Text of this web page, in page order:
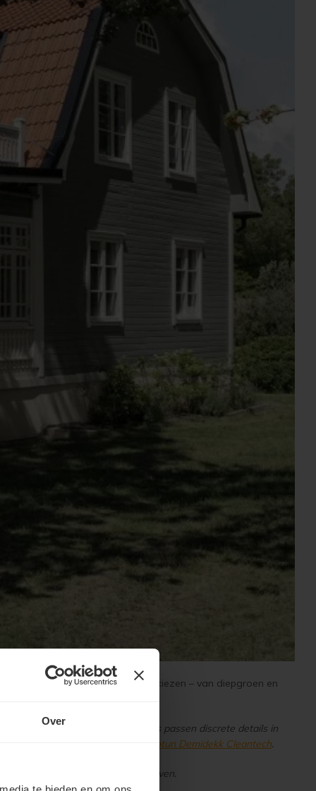
Over
en er zijn veel tinten om uit te kiezen – van diepgroen en
in Stockholm. Bij deze villa's passen discrete details in
Jotun Demidekk Cleantech.
en het huis meer kleur willen geven.